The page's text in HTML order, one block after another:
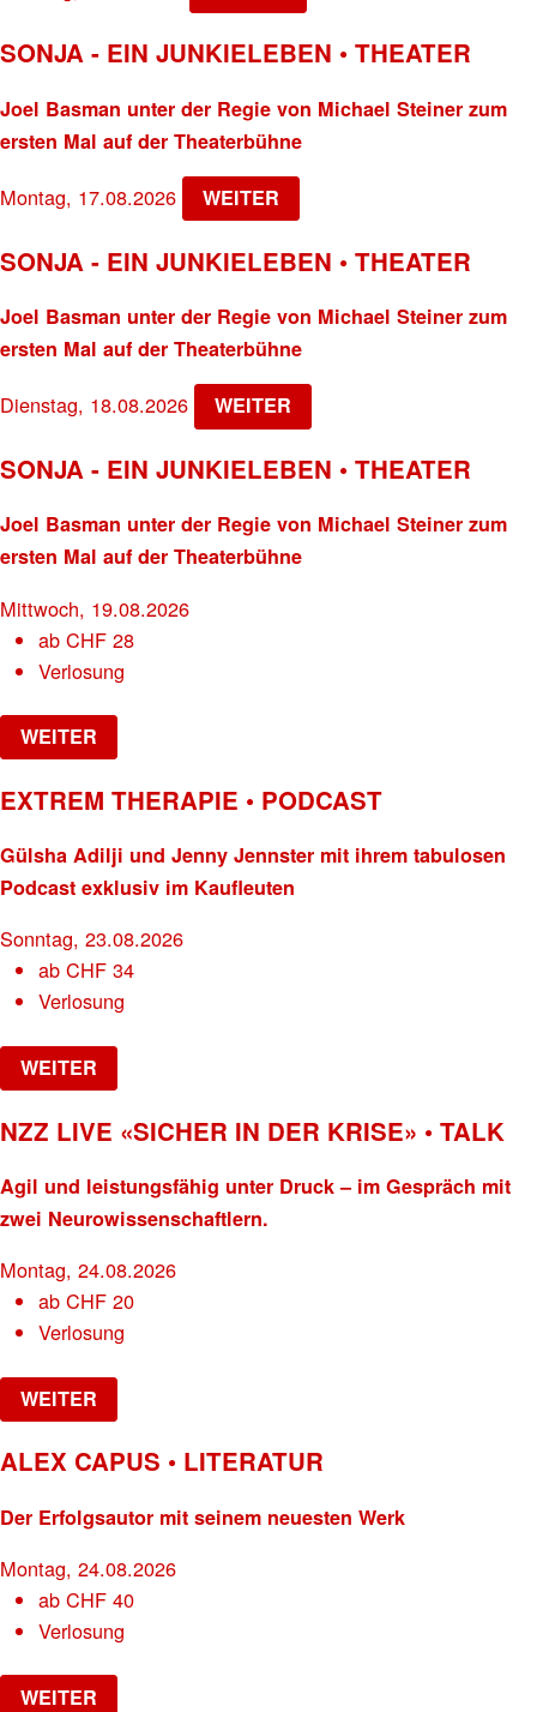
SONJA - EIN JUNKIELEBEN • THEATER
Joel Basman unter der Regie von Michael Steiner zum
ersten Mal auf der Theaterbühne
Montag, 17.08.2026 WEITER
SONJA - EIN JUNKIELEBEN • THEATER
Joel Basman unter der Regie von Michael Steiner zum
ersten Mal auf der Theaterbühne
Dienstag, 18.08.2026 WEITER
SONJA - EIN JUNKIELEBEN • THEATER
Joel Basman unter der Regie von Michael Steiner zum
ersten Mal auf der Theaterbühne
Mittwoch, 19.08.2026
abCHF 28
Verlosung
WEITER
EXTREM THERAPIE • PODCAST
Gülsha Adilji und Jenny Jennster mit ihrem tabulosen
Podcast exklusiv im Kaufleuten
Sonntag, 23.08.2026
abCHF 34
Verlosung
WEITER
NZZ LIVE «SICHER IN DER KRISE» • TALK
Agil und leistungsfähig unter Druck – im Gespräch mit
zwei Neurowissenschaftlern.
Montag, 24.08.2026
abCHF 20
Verlosung
WEITER
ALEX CAPUS • LITERATUR
Der Erfolgsautor mit seinem neuesten Werk
Montag, 24.08.2026
abCHF 40
Verlosung
WEITER